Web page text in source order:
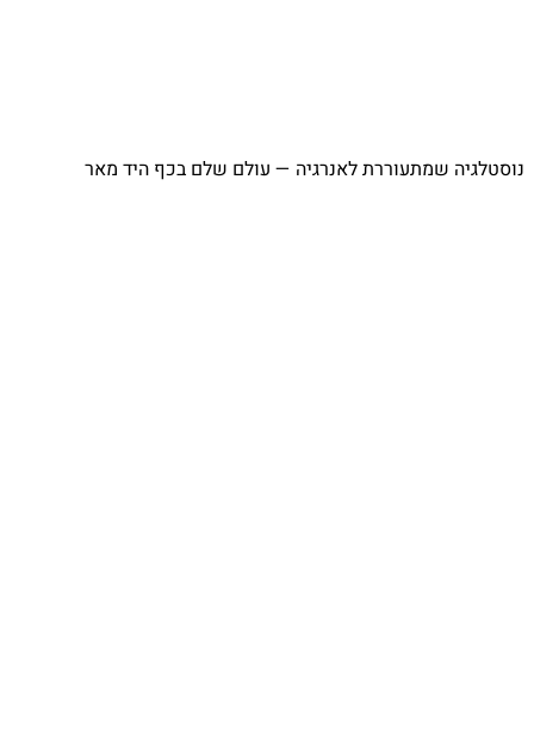
שמתעוררת לאנרגיה — עולם שלם בכף היד מאר